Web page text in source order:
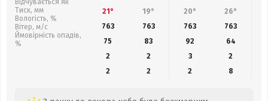
Відчувається як
Тиск, мм
Вологість, %
Вітер, м/с
Ймовірність опадів,
%
21° 19° 20° 26°
763
763 763 763
75
83 92 64
2
2 3
2
2
2 2 8